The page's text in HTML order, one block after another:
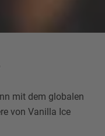
mit dem globalen
von Vanilla Ice